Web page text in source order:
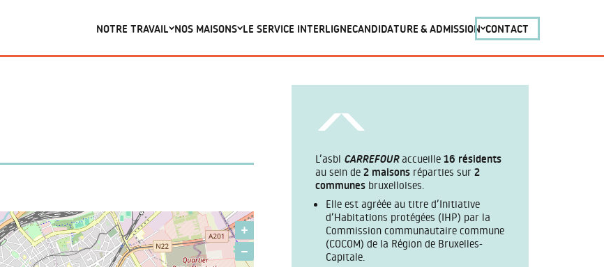
NOTRE TRAVAIL NOS MAISONS LE SERVICE INTERLIGNECANDIDATURE & ADMISSION CONTACT
L’asbl CARREFOUR accueille 16 résidents
au sein de 2 maisonsréparties sur 2
communesbruxelloises.
Elle est agréée au titre d’Initiative
d’Habitations protégées (IHP) par la
Commission communautaire commune
(COCOM) de la Région de Bruxelles-
Capitale.